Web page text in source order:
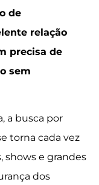
de
relação
precisa de
sem
a busca por
torna cada vez
shows e grandes
dos